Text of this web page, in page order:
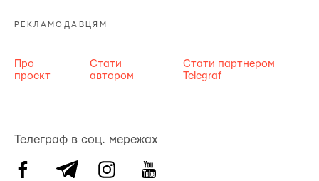
РЕКЛАМОДАВЦЯМ
Про
проект
Стати
автором
Стати партнером
Telegraf
Телеграф в соц. мережах